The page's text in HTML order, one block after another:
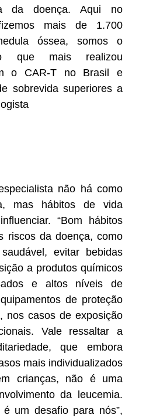
da doença. Aqui no
mais de 1.700
óssea, somos o
que mais realizou
o CAR-T no Brasil e
sobrevida superiores a
não há como
mas hábitos de vida
“Bom hábitos
riscos da doença, como
evitar bebidas
a produtos químicos
e altos níveis de
de proteção
nos casos de exposição
Vale ressaltar a
que embora
mais individualizados
crianças, não é uma
da leucemia.
um desafio para nós”,